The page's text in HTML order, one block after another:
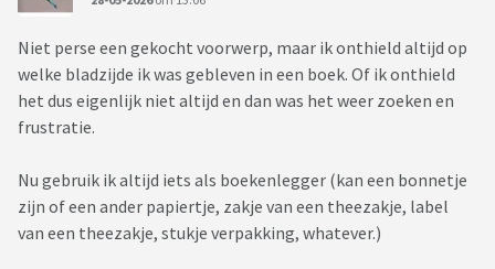
Niet perse een gekocht voorwerp, maar ik onthield altijd op
welke bladzijde ik was gebleven in een boek. Of ik onthield
het dus eigenlijk niet altijd en dan was het weer zoeken en
frustratie.
Nu gebruik ik altijd iets als boekenlegger (kan een bonnetje
zijn of een ander papiertje, zakje van een theezakje, label
van een theezakje, stukje verpakking, whatever.)